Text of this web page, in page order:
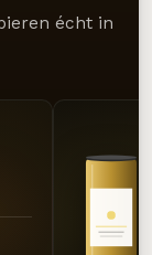
écht in